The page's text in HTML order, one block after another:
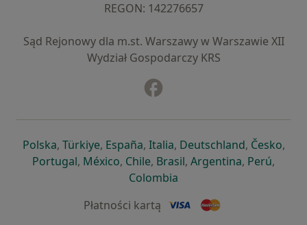
REGON: ⁠142276657
Sąd Rejonowy dla m.st. Warszawy w Warszawie XII
Wydział Gospodarczy KRS
Polskaotwiera się w nowej karcie
, Türkiyeotwiera się w nowej karcie
, Españaotwiera się w nowej karcie
, Italiaotwiera się w nowej
, Deutschlandotwiera się
, Česko,
Portugalotwiera się w nowej karcie
, Méxicootwiera się w nowej karcie
, Chileotwiera się w nowej karcie
, Brasilotwiera się w nowej
, Argentinaotwiera się
, Perú,
Colombia
Płatności kartą